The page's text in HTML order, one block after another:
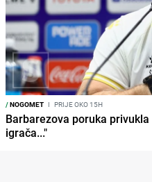
/NOGOMET I PRIJE OKO 15H
Barbarezova poruka
igrača..."